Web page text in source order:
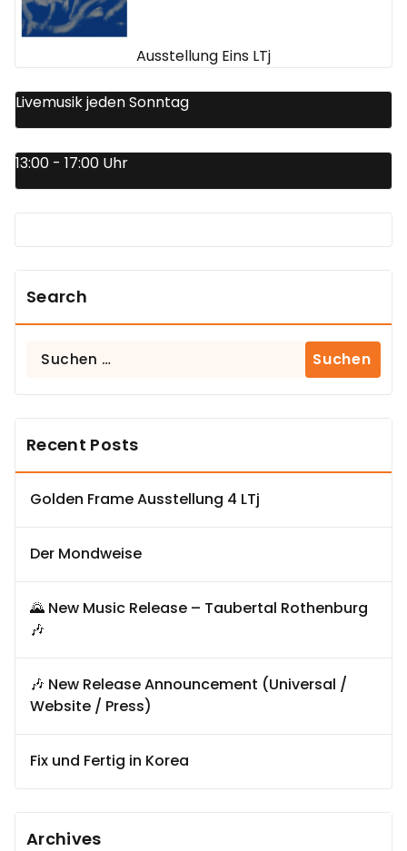
Ausstellung Eins LTj
Livemusik jeden Sonntag
13:00 - 17:00 Uhr
Search
Suchen
Recent Posts
Golden Frame Ausstellung 4 LTj
Der Mondweise
🌄 New Music Release – Taubertal Rothenburg
🎶
🎶 New Release Announcement (Universal /
Website / Press)
Fix und Fertig in Korea
Archives